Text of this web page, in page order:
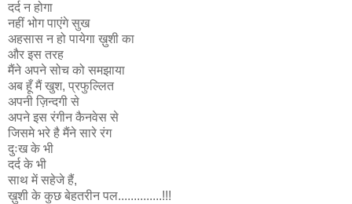
दर्द न होगा
नहीं भोग पाएंगे सुख
अहसास न हो पायेगा ख़ुशी का
और इस तरह
मैंने अपने सोच को समझाया
अब हूँ मैं खुश, प्रफुल्लित
अपनी ज़िन्दगी से
अपने इस रंगीन कैनवेस से
जिसमे भरे है मैंने सारे रंग
दुःख के भी
दर्द के भी
साथ में सहेजे हैं,
ख़ुशी के कुछ बेहतरीन पल..............!!!